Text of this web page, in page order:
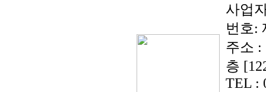
사업
번호:
주소 :
층
TEL :